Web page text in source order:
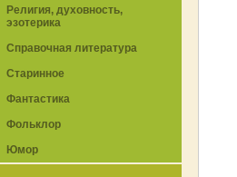
Религия, духовность,
эзотерика
Справочная литература
Старинное
Фантастика
Фольклор
Юмор